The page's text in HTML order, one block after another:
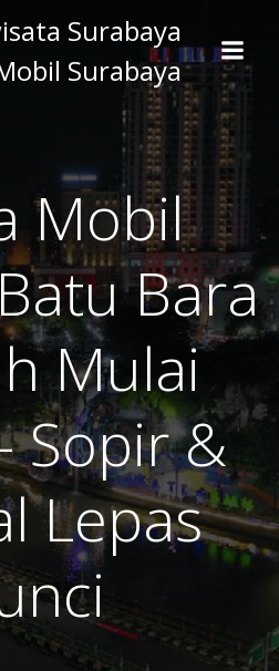
to
content
Surabaya
Surabaya
Mobil
Bara
Mulai
Sopir &
Lepas